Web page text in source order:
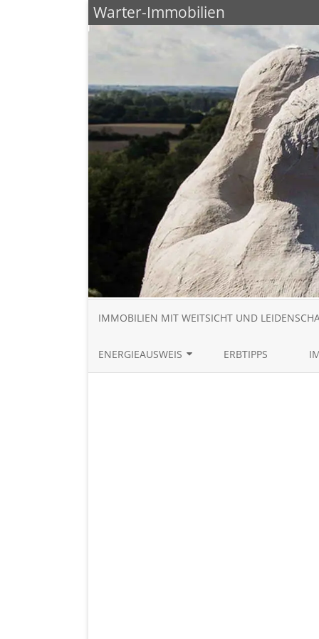
Warter-Immobilien
IMMOBILIEN MIT WEITSICHT UND
ENERGIEAUSWEIS ERBTIPPS